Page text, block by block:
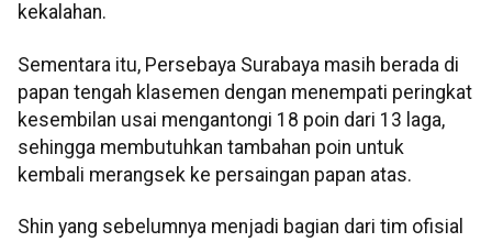
kekalahan.
Sementara itu, Persebaya Surabaya masih berada di
papan tengah klasemen dengan menempati peringkat
kesembilan usai mengantongi 18 poin dari 13 laga,
sehingga membutuhkan tambahan poin untuk
kembali merangsek ke persaingan papan atas.
Shin yang sebelumnya menjadi bagian dari tim ofisial